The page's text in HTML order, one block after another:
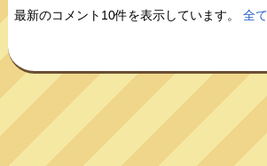
最新のコメント10件を表示しています。全